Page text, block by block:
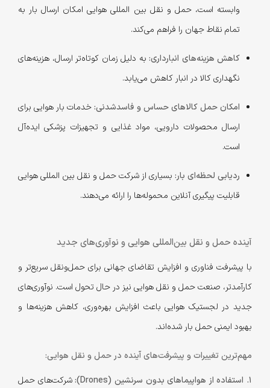
وابسته است، حمل و نقل بین المللی هوایی امکان ارسال بار به
تمام نقاط جهان را فراهم می‌کند.
کاهش هزینه‌های انبارداری: به دلیل زمان کوتاه‌تر ارسال، هزینه‌های
نگهداری کالا در انبار کاهش می‌یابد.
امکان حمل کالاهای حساس و فاسدشدنی:خدمات بار هوایی برای
ارسال محصولات دارویی، مواد غذایی و تجهیزات پزشکی ایده‌آل
است.
ردیابی لحظه‌ای بار: بسیاری از شرکت حمل و نقل بین المللی هوایی
قابلیت پیگیری آنلاین محموله‌ها را ارائه می‌دهند.
آینده حمل و نقل بین‌المللی هوایی و نوآوری‌های جدید
با پیشرفت فناوری و افزایش تقاضای جهانی برای حمل‌ونقل سریع‌تر و
کارآمدتر، صنعت حمل و نقل هوایی نیز در حال تحول است. نوآوری‌های
جدید در لجستیک هوایی باعث افزایش بهره‌وری، کاهش هزینه‌ها و
بهبود ایمنی حمل بار شده‌اند.
مهم‌ترین تغییرات و پیشرفت‌های آینده در حمل و نقل هوایی:
1. استفاده از هواپیماهای بدون سرنشین (Drones):
شرکت‌های حمل